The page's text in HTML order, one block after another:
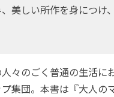
美しい所作を身につけ
々のごく普通の生活に
集団。本書は『大人